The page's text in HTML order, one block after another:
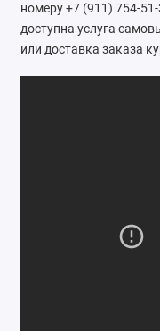
Ремонт часов
Ремонт мелкой
номеру +7 (911) 754-
доступна услуга
или доставка заказа